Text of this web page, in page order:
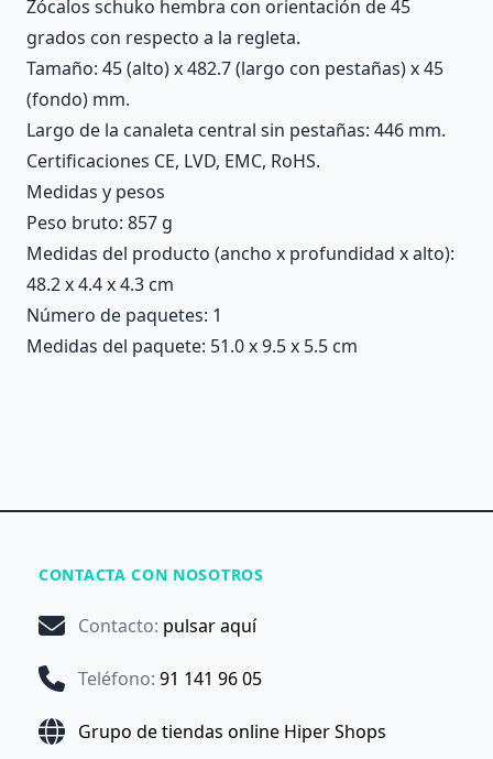
Zócalos schuko hembra con orientación de 45
grados con respecto a la regleta.
Tamaño: 45 (alto) x 482.7 (largo con pestañas) x 45
(fondo) mm.
Largo de la canaleta central sin pestañas: 446 mm.
Certificaciones CE, LVD, EMC, RoHS.
Medidas y pesos
Peso bruto: 857 g
Medidas del producto (ancho x profundidad x alto):
48.2 x 4.4 x 4.3 cm
Número de paquetes: 1
Medidas del paquete: 51.0 x 9.5 x 5.5 cm
CONTACTA CON NOSOTROS
Contacto: pulsar aquí
Teléfono: 91 141 96 05
Grupo de tiendas online Hiper Shops